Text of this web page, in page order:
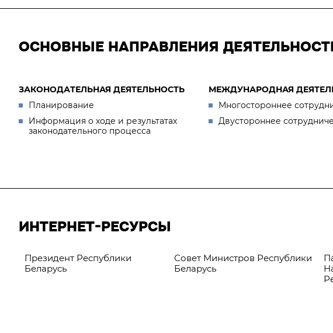
ОСНОВНЫЕ НАПРАВЛЕНИЯ
ЗАКОНОДАТЕЛЬНАЯ ДЕЯТЕЛЬНОСТЬ
Планирование
Информация о ходе и результатах
законодательного процесса
МЕЖДУНАРОДНАЯ
Многостороннее
Двустороннее
ИНТЕРНЕТ-РЕСУРСЫ
Президент Республики
Беларусь
Совет Министров Республики
Беларусь